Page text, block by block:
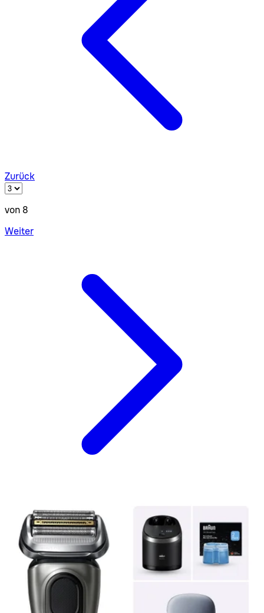
Zurück
von 8
Weiter